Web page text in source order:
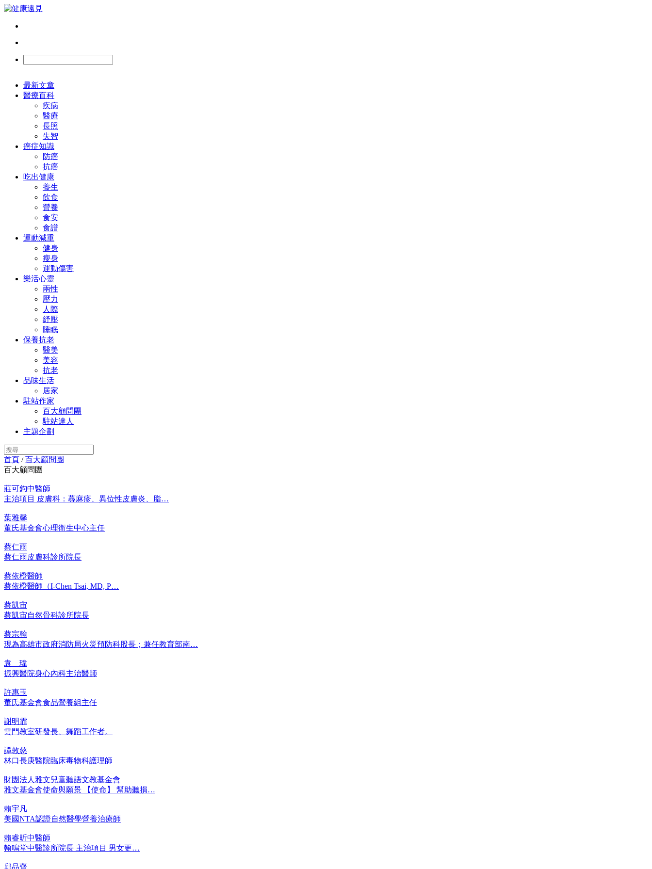
最新文章
醫療百科
疾病
醫療
長照
失智
癌症知識
防癌
抗癌
吃出健康
養生
飲食
營養
食安
食譜
運動減重
健身
瘦身
運動傷害
樂活心靈
兩性
壓力
人際
紓壓
睡眠
保養抗老
醫美
美容
抗老
品味生活
居家
駐站作家
百大顧問團
駐站達人
主題企劃
首頁 /百大顧問團
百大顧問團
莊可鈞中醫師
主治項目 皮膚科：蕁麻疹、異位性皮膚炎、脂…
葉雅馨
董氏基金會心理衛生中心主任
蔡仁雨
蔡仁雨皮膚科診所院長
蔡依橙醫師
蔡依橙醫師（I-Chen Tsai, MD, P…
蔡凱宙
蔡凱宙自然骨科診所院長
蔡宗翰
現為高雄市政府消防局火災預防科股長；兼任教育部南…
袁 瑋
振興醫院身心內科主治醫師
許惠玉
董氏基金會食品營養組主任
謝明霏
雲門教室研發長、舞蹈工作者。
譚敦慈
林口長庚醫院臨床毒物科護理師
財團法人雅文兒童聽語文教基金會
雅文基金會使命與願景 【使命】 幫助聽損…
賴宇凡
美國NTA認證自然醫學營養治療師
賴睿昕中醫師
翰鳴堂中醫診所院長 主治項目 男女更…
邱品齊